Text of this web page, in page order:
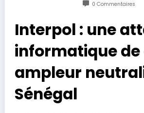
0 Commentaires
Interpol : une
informatique
ampleur
Sénégal